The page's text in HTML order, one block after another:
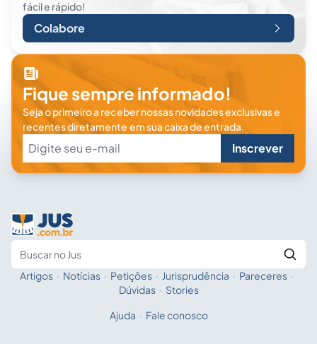
fácil e rápido!
Colabore
Fique sempre informado!
Seja o primeiro a receber nossas novidades exclusivas e
recentes diretamente em sua caixa de entrada.
Inscrever
Fale com a IA
Artigos · Notícias · Petições · Jurisprudência · Pareceres ·
Dúvidas · Stories
Ajuda · Fale conosco